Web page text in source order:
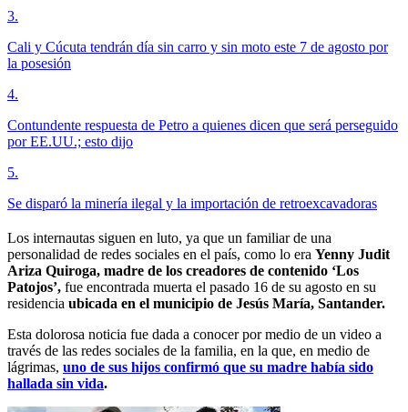
3.
Cali y Cúcuta tendrán día sin carro y sin moto este 7 de agosto por
la posesión
4.
Contundente respuesta de Petro a quienes dicen que será perseguido
por EE.UU.; esto dijo
5.
Se disparó la minería ilegal y la importación de retroexcavadoras
Los internautas siguen en luto, ya que un familiar de una
personalidad de redes sociales en el país, como lo era Yenny Judit
Ariza Quiroga, madre de los creadores de contenido ‘Los
Patojos’, fue encontrada muerta el pasado 16 de su agosto en su
residencia ubicada en el municipio de Jesús María, Santander.
Esta dolorosa noticia fue dada a conocer por medio de un video a
través de las redes sociales de la familia, en la que, en medio de
lágrimas, uno de sus hijos confirmó que su madre había sido
hallada sin vida.